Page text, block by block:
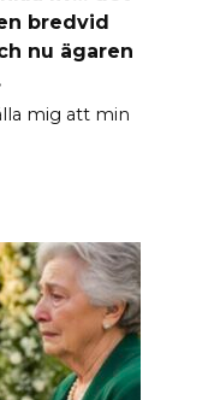
bredvid
nu ägaren
mig att min